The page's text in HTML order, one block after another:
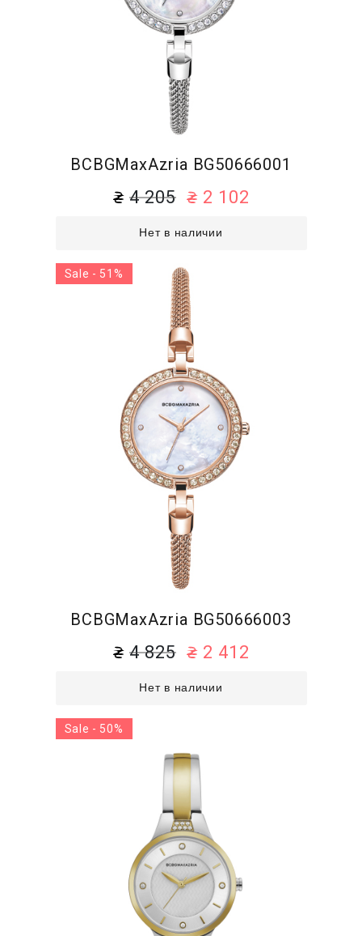
BCBGMaxAzria BG50666001
4 205 2 102
Нет в наличии
BCBGMaxAzria BG50666003
4 825 2 412
Нет в наличии
Sale - 51%
Sale - 50%